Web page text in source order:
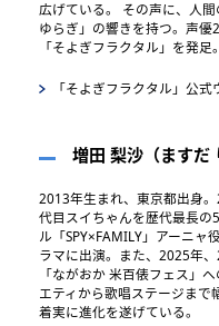
広げている。 その声に、人
ゆらぎ」の響きを持つ。声
「そよぎフラクタル」を発足。
「そよぎフラクタル」公式
増田 梨沙（ますだ
2013年生まれ、東京都出身
代目スイちゃんを歴代最長の
ル「SPY×FAMILY」アーニャ
ラマに出演。また、2025年
「ながおか 米百俵フェス」
エティから歌唱ステージまで
着実に進化を遂げている。